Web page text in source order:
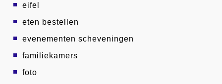
eifel
eten bestellen
evenementen scheveningen
familiekamers
foto